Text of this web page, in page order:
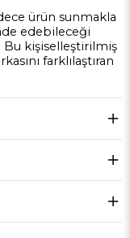
ürün sunmakla
edebileceği
Bu kişiselleştirilmiş
farklılaştıran